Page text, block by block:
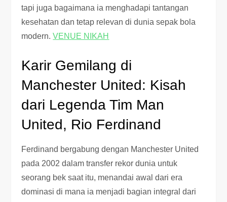
tapi juga bagaimana ia menghadapi tantangan
kesehatan dan tetap relevan di dunia sepak bola
modern.VENUE NIKAH
Karir Gemilang di
Manchester United: Kisah
dari Legenda Tim Man
United, Rio Ferdinand
Ferdinand bergabung dengan Manchester United
pada 2002 dalam transfer rekor dunia untuk
seorang bek saat itu, menandai awal dari era
dominasi di mana ia menjadi bagian integral dari